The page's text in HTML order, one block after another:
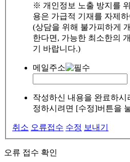
※ 개인정보 노출 방지를
용은 가급적 기재를 자제
(상담을 위해 불가피하게
한다면, 가능한 최소한의
기 바랍니다.)
메일주소
작성하신 내용을 완료하
정하시려면 [수정]버튼을
취소 오류접수 수정 보내기
오류 접수 확인